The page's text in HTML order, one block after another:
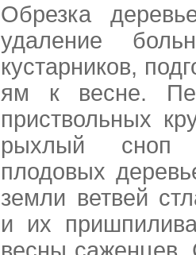
Обрезка
удаление
кустарников,
ям к весне.
приствольных
рыхлый сноп
плодовых
земли ветвей
и их
весны саженцев.